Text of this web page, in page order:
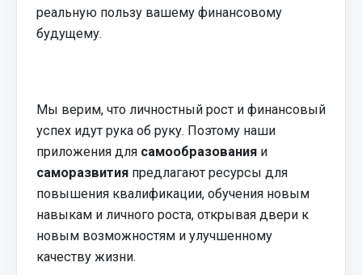
реальную пользу вашему финансовому
будущему.
Мы верим, что личностный рост и финансовый
успех идут рука об руку. Поэтому наши
приложения для самообразования и
саморазвития предлагают ресурсы для
повышения квалификации, обучения новым
навыкам и личного роста, открывая двери к
новым возможностям и улучшенному
качеству жизни.